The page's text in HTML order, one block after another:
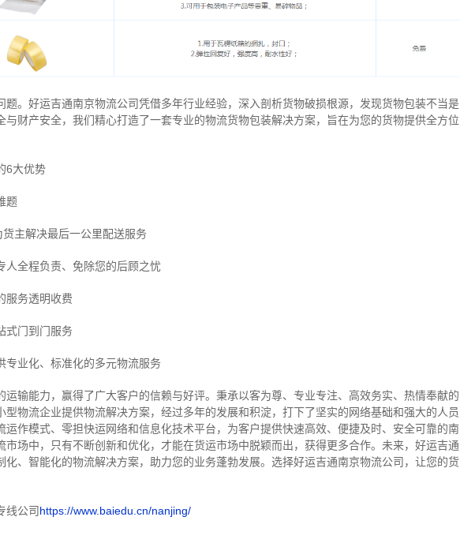
。好运吉通南京物流公司凭借多年行业经验，深入剖析货物破损根源，发现货物包装不当是
财产安全，我们精心打造了一套专业的物流货物包装解决方案，旨在为您的货物提供全方位
6大优势
题
主解决最后一公里配送服务
人全程负责、免除您的后顾之忧
服务透明收费
式门到门服务
专业化、标准化的多元物流服务
输能力，赢得了广大客户的信赖与好评。 秉承以客为尊、专业专注、高效务实、热情奉献的
物流企业提供物流解决方案，经过多年的发展和积淀，打下了坚实的网络基础和强大的人员
作模式、零担快运网络和信息化技术平台，为客户提供快速高效、便捷及时、安全可靠的南
场中，只有不断创新和优化，才能在货运市场中脱颖而出，获得更多合作。 未来，好运吉通
、智能化的物流解决方案，助力您的业务蓬勃发展。选择好运吉通南京物流公司，让您的货
线公司https://www.baiedu.cn/nanjing/